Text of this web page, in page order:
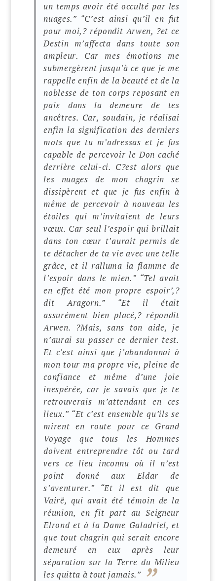
un temps avoir été occulté par les
nuages.” “C’est ainsi qu’il en fut
pour moi,? répondit Arwen, ?et ce
Destin m’affecta dans toute son
ampleur. Car mes émotions me
submergèrent jusqu’à ce que je me
rappelle enfin de la beauté et de la
noblesse de ton corps reposant en
paix dans la demeure de tes
ancêtres. Car, soudain, je réalisai
enfin la signification des derniers
mots que tu m’adressas et je fus
capable de percevoir le Don caché
derrière celui-ci. C?est alors que
les nuages de mon chagrin se
dissipèrent et que je fus enfin à
même de percevoir à nouveau les
étoiles qui m’invitaient de leurs
vœux. Car seul l’espoir qui brillait
dans ton cœur t’aurait permis de
te détacher de ta vie avec une telle
grâce, et il ralluma la flamme de
l’espoir dans le mien.” “Tel avait
en effet été mon propre espoir’,?
dit Aragorn.”
“Et il était
assurément bien placé,? répondit
Arwen. ?Mais, sans ton aide, je
n’aurai su passer ce dernier test.
Et c’est ainsi que j’abandonnai à
mon tour ma propre vie, pleine de
confiance et même d’une joie
inespérée, car je savais que je te
retrouverais m’attendant en ces
lieux.” “Et c’est ensemble qu’ils se
mirent en route pour ce Grand
Voyage que tous les Hommes
doivent entreprendre tôt ou tard
vers ce lieu inconnu où il n’est
point donné aux Eldar de
s’aventurer.”
“Et il est dit que
Vairë, qui avait été témoin de la
réunion, en fit part au Seigneur
Elrond et à la Dame Galadriel, et
que tout chagrin qui serait encore
demeuré en eux après leur
séparation sur la Terre du Milieu
les quitta à tout jamais.”